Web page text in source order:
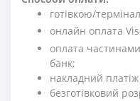
готівкою/
онлайн оплата
оплата
банк;
накладний платіж
безготівковий